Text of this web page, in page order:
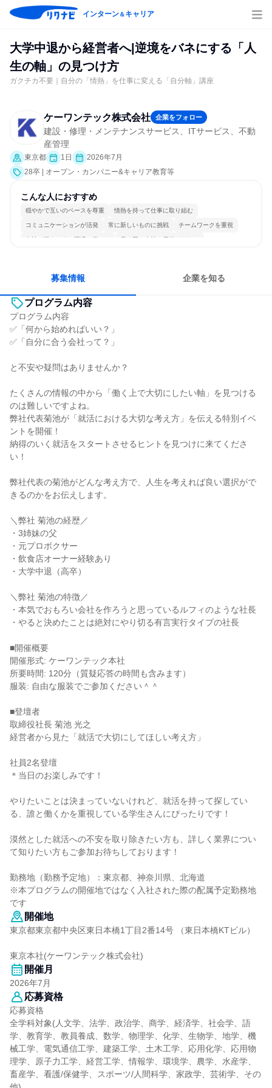
インターン＆キャリア
大学中退から経営者へ|逆境をバネにする「人
生の軸」の見つけ方
ガクチカ不要｜自分の「情熱」を仕事に変える「自分軸」講座
ケーワンテック株式会社 企業をフォロー
建設・修理・メンテナンスサービス、ITサービス、不動
産管理
東京都 1日
2026年7月
28卒 | オープン・カンパニー&キャリア教育等
こんな人におすすめ
穏やかで互いのペースを尊重 情熱を持って仕事に取り組む
コミュニケーションが活発 常に新しいものに挑戦 チームワークを重視
女性が働きやすい環境で働ける 長く同じ会社に居続けられる
募集情報 企業を知る
プログラム内容
プログラム内容
✅「何から始めればいい？」
✅「自分に合う会社って？」
と不安や疑問はありませんか？
たくさんの情報の中から「働く上で大切にしたい軸」を見つける
のは難しいですよね。
弊社代表菊池が「就活における大切な考え方」を伝える特別イベ
ントを開催！
納得のいく就活をスタートさせるヒントを見つけに来てくださ
い！
弊社代表の菊池がどんな考え方で、人生を考えれば良い選択がで
きるのかをお伝えします。
＼弊社 菊池の経歴／
・3姉妹の父
・元プロボクサー
・飲食店オーナー経験あり
・大学中退（高卒）
＼弊社 菊池の特徴／
・本気でおもろい会社を作ろうと思っているルフィのような社長
・やると決めたことは絶対にやり切る有言実行タイプの社長
■開催概要
開催形式: ケーワンテック本社
所要時間: 120分（質疑応答の時間も含みます）
服装: 自由な服装でご参加ください＾＾
■登壇者
取締役社長 菊池 光之
経営者から見た「就活で大切にしてほしい考え方」
社員2名登壇
＊当日のお楽しみです！
やりたいことは決まっていないけれど、就活を持って探してい
る、誰と働くかを重視している学生さんにぴったりです！
漠然とした就活への不安を取り除きたい方も、詳しく業界につい
て知りたい方もご参加お待ちしております！
勤務地（勤務予定地）：東京都、神奈川県、北海道
※本プログラムの開催地ではなく入社された際の配属予定勤務地
です
開催地
東京都東京都中央区東日本橋1丁目2番14号 （東日本橋KTビル）
東京本社(ケーワンテック株式会社)
開催月
2026年7月
応募資格
応募資格
全学科対象(人文学、法学、政治学、商学、経済学、社会学、語
学、教育学、教員養成、数学、物理学、化学、生物学、地学、機
械工学、電気通信工学、建築工学、土木工学、応用化学、応用物
理学、原子力工学、経営工学、情報学、環境学、農学、水産学、
畜産学、看護/保健学、スポーツ/人間科学、家政学、芸術学、その